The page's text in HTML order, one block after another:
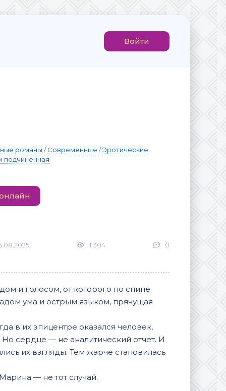
Войти
романы /Современные /Эротические
подчиненная
1 304 0
и голосом, от которого по спине
ума и острым языком, прячущая
в их эпицентре оказался человек,
сердце — не аналитический отчет. И
их взгляды. Тем жарче становилась
— не тот случай.